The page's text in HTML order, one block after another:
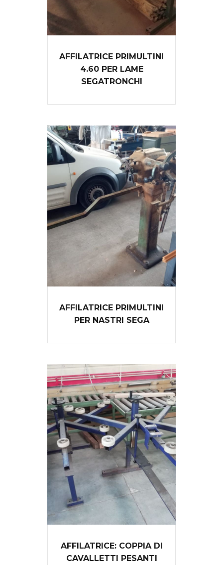
AFFILATRICE PRIMULTINI
4.60 PER LAME
SEGATRONCHI
AFFILATRICE PRIMULTINI
PER NASTRI SEGA
AFFILATRICE: COPPIA DI
CAVALLETTI PESANTI